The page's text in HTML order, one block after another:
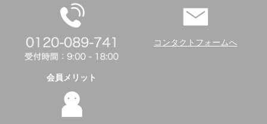
コンタクトフォームへ
会員メリット